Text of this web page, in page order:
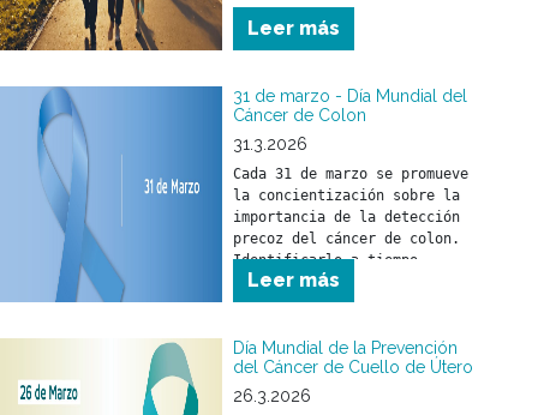
Leer más
31 de marzo - Día Mundial del
Cáncer de Colon
31.3.2026
Cada 31 de marzo se promueve
la concientización sobre la
importancia de la detección
precoz del cáncer de colon.
Identificarlo a tiempo
permite iniciar un
tratamiento oportuno y
salud.
Leer más
Día Mundial de la Prevención
del Cáncer de Cuello de Útero
26.3.2026